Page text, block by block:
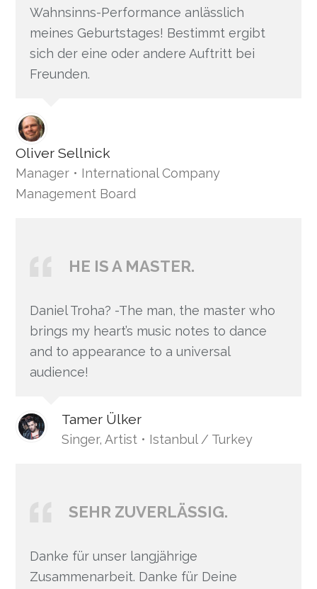
Wahnsinns-Performance anlässlich
meines Geburtstages! Bestimmt ergibt
sich der eine oder andere Auftritt bei
Freunden.
Oliver Sellnick
Manager • International Company
Management Board
HE IS A MASTER.
Daniel Troha? -The man, the master who
brings my heart’s music notes to dance
and to appearance to a universal
audience!
Tamer Ülker
Singer, Artist • Istanbul / Turkey
SEHR ZUVERLÄSSIG.
Danke für unser langjährige
Zusammenarbeit. Danke für Deine